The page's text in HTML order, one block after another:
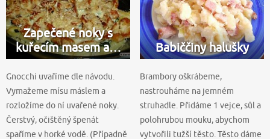
Zapečené noky s
kuřecím masem a…
Gnocchi uvaříme dle návodu.
Vymažeme mísu máslem a
rozložíme do ní uvařené noky.
Čerstvý, očištěný špenát
spaříme v horké vodě. (Případně
Babiččiny halušky
Brambory oškrábeme,
nastrouháme na jemném
struhadle. Přidáme 1 vejce, sůl a
polohrubou mouku, abychom
vytvořili tužší těsto. Těsto dáme